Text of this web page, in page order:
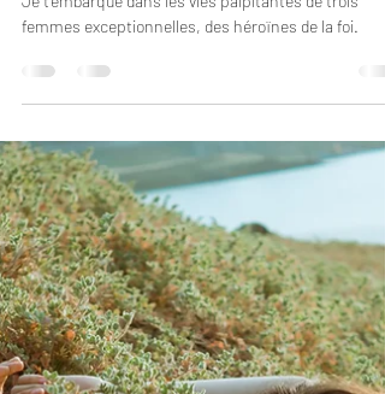
Femmes de Foi : 3 exemples
pour reprendre courage